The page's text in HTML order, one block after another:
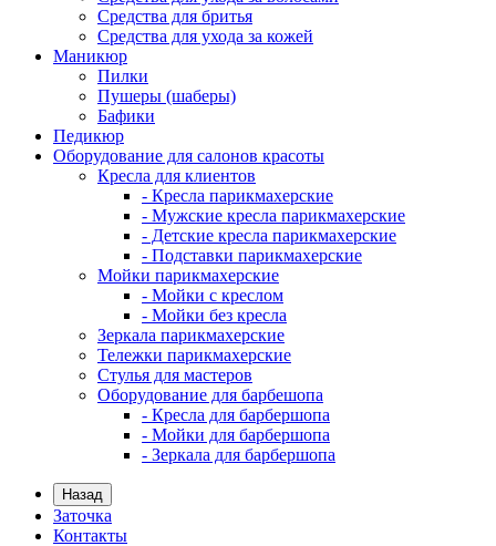
Средства для бритья
Средства для ухода за кожей
Маникюр
Пилки
Пушеры (шаберы)
Бафики
Педикюр
Оборудование для салонов красоты
Кресла для клиентов
- Кресла парикмахерские
- Мужские кресла парикмахерские
- Детские кресла парикмахерские
- Подставки парикмахерские
Мойки парикмахерские
- Мойки с креслом
- Мойки без кресла
Зеркала парикмахерские
Тележки парикмахерские
Стулья для мастеров
Оборудование для барбешопа
- Кресла для барбершопа
- Мойки для барбершопа
- Зеркала для барбершопа
Назад
Заточка
Контакты